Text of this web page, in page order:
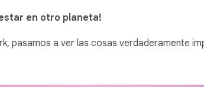
en otro planeta!
pasamos a ver las cosas verdaderamente